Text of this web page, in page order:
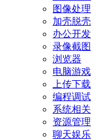
图像处理
加壳脱壳
办公开发
录像截图
浏览器
电脑游戏
上传下载
编程调试
系统相关
资源管理
聊天娱乐